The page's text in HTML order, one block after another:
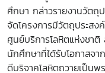
ศึกษา กล่าวรายงานวัตถุ
จัดโครงการมีวัตถุประสง
ศูนย์บริการโลหิตแห่งชาติ
นักศึกษาที่ได้รับโอกาสจ
ดีบริจาคโลหิตถวายเป็นพ